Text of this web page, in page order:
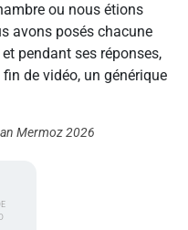
ou nous étions
avons posés chacune
pendant ses réponses,
de vidéo, un générique
Mermoz 2026